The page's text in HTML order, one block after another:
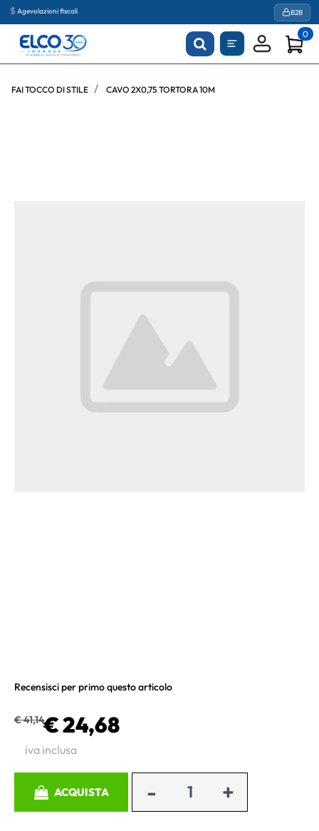
Agevolazioni fiscali B2B
0
FAI TOCCO DI STILE CAVO 2X0,75 TORTORA 10M
Recensisci per primo questo articolo
€ 41,14€ 24,68
iva inclusa
ACQUISTA